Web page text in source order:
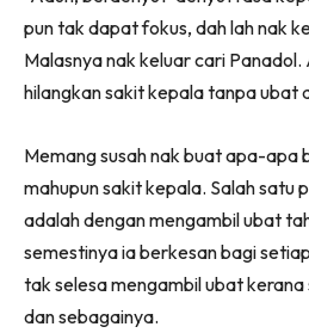
pun tak dapat fokus, dah lah nak
Malasnya nak keluar cari
hilangkan sakit kepala tanpa ubat
Memang susah nak buat apa-apa
mahupun sakit kepala. Salah satu
adalah dengan mengambil ubat
semestinya ia berkesan bagi
tak selesa mengambil ubat
dan sebagainya.